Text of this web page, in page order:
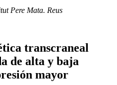
Pere Mata. Reus
transcraneal
de alta y baja
mayor